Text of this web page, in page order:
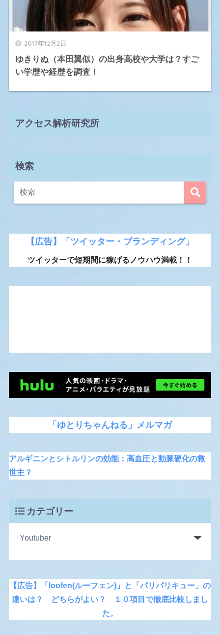
2017年12月2日
ゆきりぬ（本田翼似）の出身高校や大学は？すご
い学歴や経歴を調査！
アクセス解析研究所
検索
【広告】「ツイッター・ブランディング」
ツイッターで短期間に稼げるノウハウ満載！！
「ゆとりちゃんねる」メルマガ
アルギニンとシトルリンの効能：高血圧と動脈硬化の救
世主？
カテゴリー
【広告】「loofen(ルーフェン)」と「パリパリキュー」の
違いは？ どちらがよい？ １０項目で徹底比較しまし
た。